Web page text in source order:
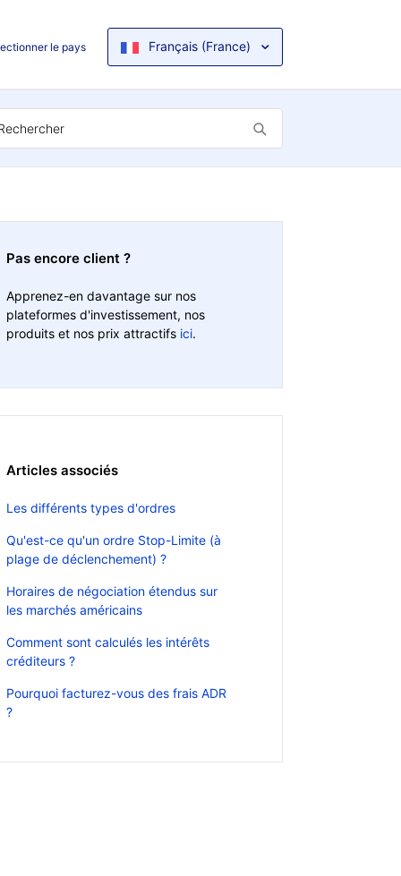
le pays Français (France)
Pas encore client ?
Apprenez-en davantage sur nos
plateformes d'investissement, nos
produits et nos prix attractifs ici.
Articles associés
Les différents types d'ordres
Qu'est-ce qu'un ordre Stop-Limite (à
plage de déclenchement) ?
Horaires de négociation étendus sur
les marchés américains
Comment sont calculés les intérêts
créditeurs ?
Pourquoi facturez-vous des frais ADR
?